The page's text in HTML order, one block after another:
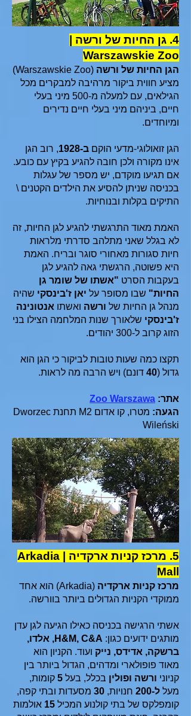
4. גן החיות של ורשה |
Warszawskie Zoo
הגן החיות של ורשה
(Warszawskie Zoo)
מציע חווית ביקור מרהיבה למבקרים מכל
הגילאים, עם למעלה מ-500 מיני בעלי
חיים, ביניהם מיני בעלי חיים נדירים
ומיוחדים.
הגן זואולוגי-מדעי הוקם ב-1928
, רוב הגן
אינו מקורה ולכן חובה להגיע בקיץ עם כובע.
אם תגיעו מוקדם, יש מספר של עגלות
בכניסה שניתן להסיע את הילדים הקטנים \
התיקים בקלות ובנוחיות.
האמת מאוד התרגשתי להגיע לגן החיות, זה
לא בגלל שאני מתלהב סדרתי מלראות
חיות סגורות מאחורי סוגר ובריח. האמת
היא פשוטה, הרגשתי גאה להגיע לגן
בעקבות הסרט "אשתו של שומר גן
החיות" שבו מסופר על יאן ז'בינסקי שהיה
מנהל גן החיות של ורשה ואשתו אנטונינה
ז'בינסקי שלאורך שנות המלחמה הצילו בני
הזוג קרוב ל-300 יהודים.
תקצו כמה שעות טובות לביקור כי הגן הוא
גדול (40 דונם) ויש הרבה מה לראות.
אתר: Zoo Warszawa
הגעה:
מטרו, קו אדום M2 תחנת Dworzec
Wileński
5. מרכז קניות ארקדיה | Arkadia
Mall
מרכז קניות ארקדיה
(Arkadia) הוא אחד
ממוקדי הקניות הגדולים ביותר בוורשה.
אשתי הרגישה בכניסה כאילו הגיעה לגן עדן
מותגים ידועים כגון:
H&M, C&A, אלדו,
ברשקה, אדידס, נייק ועוד. הקניון הוא
מאוד פופולארי ומדהים, הגדול ביותר בין
קניוני ורשה ופולין בכלל, בעל
קומות,
מעל ל-200 חנויות, 30 מסעדות ובתי קפה,
קומפלקס של בתי קולנוע המכיל
אולמות